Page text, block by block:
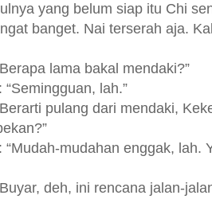
yang belum siap itu Chi
banget. Nai terserah aja.
lama bakal mendaki?”
“Semingguan, lah.”
pulang dari mendaki,
“Mudah-mudahan enggak,
deh, ini rencana jalan-